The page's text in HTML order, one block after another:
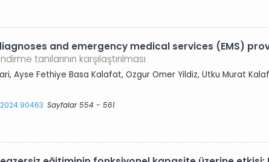
and emergency medical services (EMS)
tanılarının karşılaştırılması
Ayse Fethiye Basa Kalafat, Ozgur Omer Yildiz, Utku Murat
Sayfalar 554 - 561